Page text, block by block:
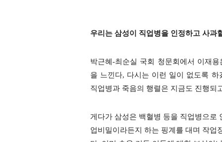
우리는 삼성이 직업병을 인정하고 사과
박근혜-최순실 국회 청문회에서 이재
을 느낀다, 다시는 이런 일이 없도록
직업병과 죽음의 행렬은 지금도 진행되
게다가 삼성은 백혈병 등을 직업병으로
업비밀이라든지 하는 핑계를 대며 작업